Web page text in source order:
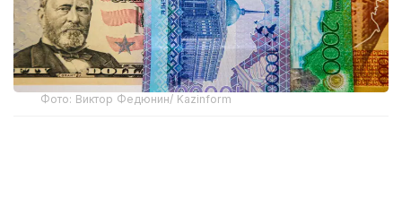
Фото: Виктор Федюнин/ Kazinform